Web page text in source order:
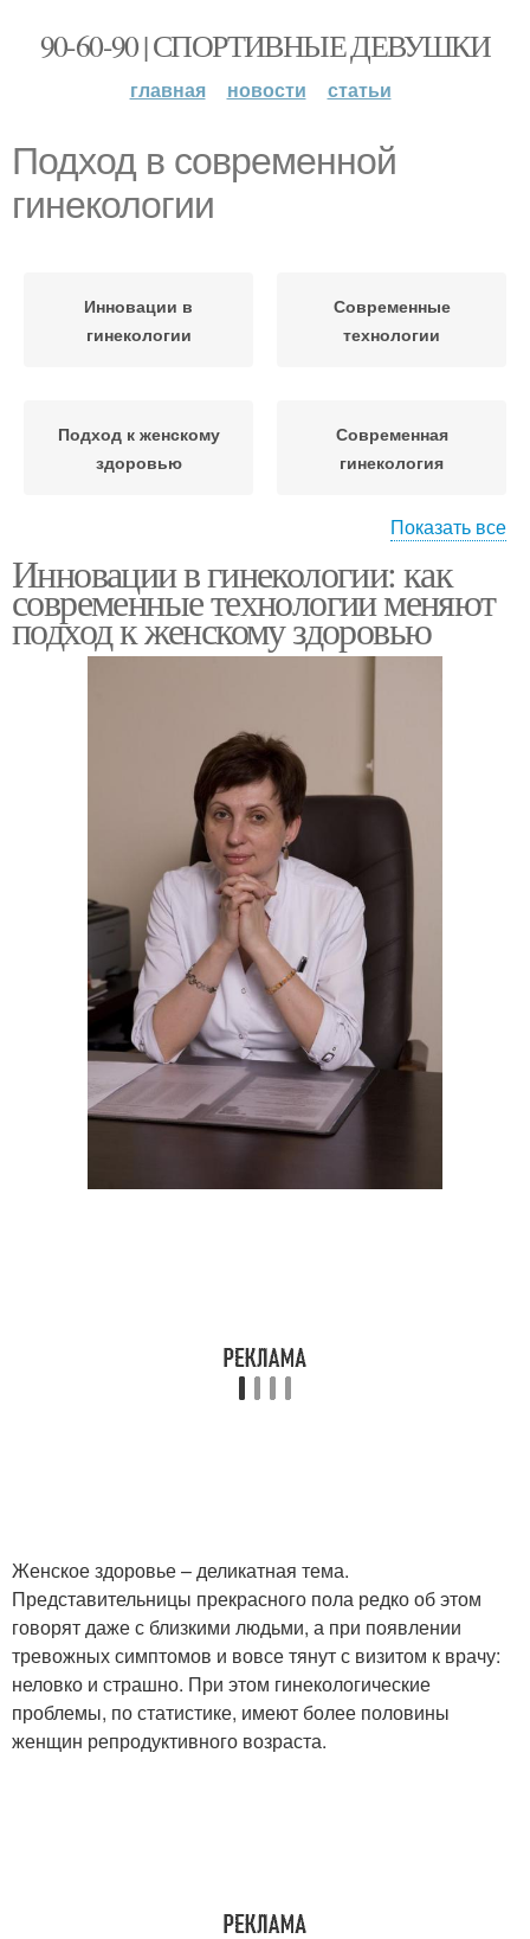
90-60-90 | СПОРТИВНЫЕ ДЕВУШКИ
главная новости статьи
Подход в современной
гинекологии
Инновации в
гинекологии
Современные
технологии
Подход к женскому
здоровью
Современная
гинекология
здоровье
гинекологии
Показать все
Инновации в гинекологии: как
современные технологии меняют
подход к женскому здоровью
Женское здоровье – деликатная тема.
Представительницы прекрасного пола редко об этом
говорят даже с близкими людьми, а при появлении
тревожных симптомов и вовсе тянут с визитом к врачу:
неловко и страшно. При этом гинекологические
проблемы, по статистике, имеют более половины
женщин репродуктивного возраста.